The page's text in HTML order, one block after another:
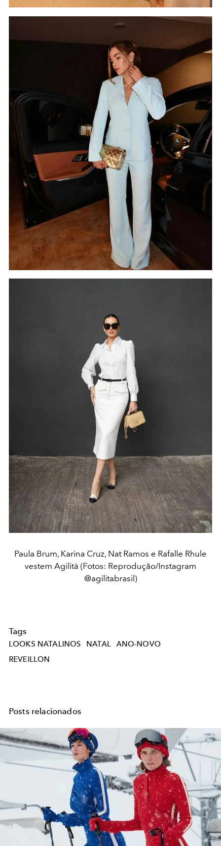
Paula Brum, Karina Cruz, Nat Ramos e Rafalle Rhule
vestem Agilità (Fotos: Reprodução/Instagram
@agilitabrasil)
Tags
LOOKS NATALINOS NATAL
ANO-NOVO
REVEILLON
Posts relacionados